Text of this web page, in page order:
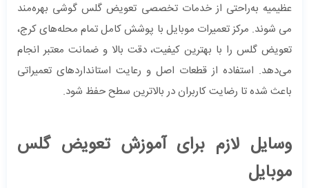
عظیمیه به‌راحتی از خدمات تخصصی تعویض گلس گوشی بهره‌مند
می شوند. مرکز تعمیرات موبایل با پوشش کامل تمام محله‌های کرج،
تعویض گلس را با بهترین کیفیت، دقت بالا و ضمانت معتبر انجام
می‌دهد. استفاده از قطعات اصل و رعایت استانداردهای تعمیراتی
باعث شده تا رضایت کاربران در بالاترین سطح حفظ شود.
وسایل لازم برای آموزش تعویض گلس
موبایل